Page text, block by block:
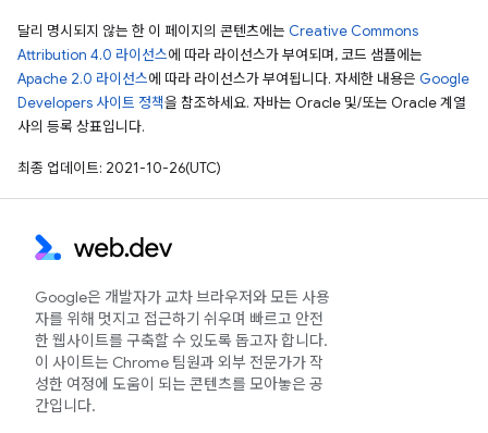
달리 명시되지 않는 한 이 페이지의 콘텐츠에는 Creative Commons
Attribution 4.0 라이선스에 따라 라이선스가 부여되며, 코드 샘플에는
Apache 2.0 라이선스에 따라 라이선스가 부여됩니다. 자세한 내용은 Google
Developers 사이트 정책을 참조하세요. 자바는 Oracle 및/또는 Oracle 계열
사의 등록 상표입니다.
최종 업데이트: 2021-10-26(UTC)
Google은 개발자가 교차 브라우저와 모든 사용
자를 위해 멋지고 접근하기 쉬우며 빠르고 안전
한 웹사이트를 구축할 수 있도록 돕고자 합니다.
이 사이트는 Chrome 팀원과 외부 전문가가 작
성한 여정에 도움이 되는 콘텐츠를 모아놓은 공
간입니다.